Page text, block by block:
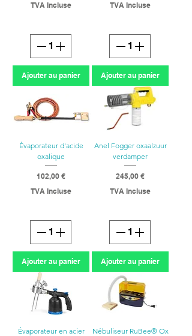
TVA Incluse
Ajouter au panier
TVA Incluse
Ajouter au panier
Évaporateur d'acide
oxalique
Prix
102,00 €
TVA Incluse
Ajouter au panier
Anel Fogger oxaalzuur
verdamper
Prix
245,00 €
TVA Incluse
Ajouter au panier
Évaporateur en acier
Nébuliseur RuBee® Ox